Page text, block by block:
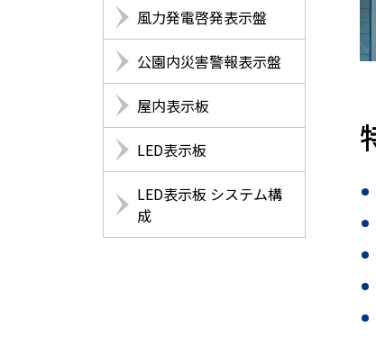
風力発電啓発表示盤
公園内災害警報表示盤
屋内表示板
LED表示板
LED表示板 システム構
成